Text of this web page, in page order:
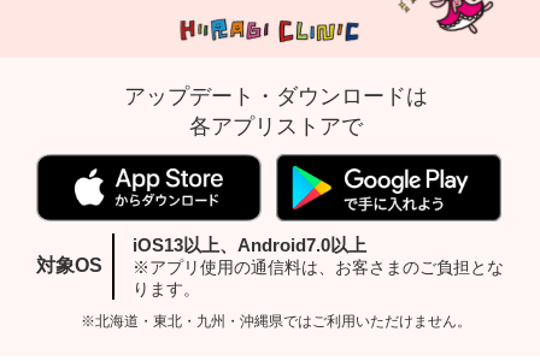
アップデート・ダウンロードは
各アプリストアで
対象OS
iOS13以上、Android7.0以上
※アプリ使用の通信料は、お客さまのご負担とな
ります。
※北海道・東北・九州・沖縄県ではご利用いただけません。